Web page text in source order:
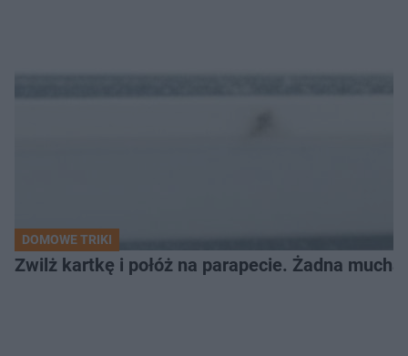
DOMOWE TRIKI
Zwilż kartkę i połóż na parapecie. Żadna